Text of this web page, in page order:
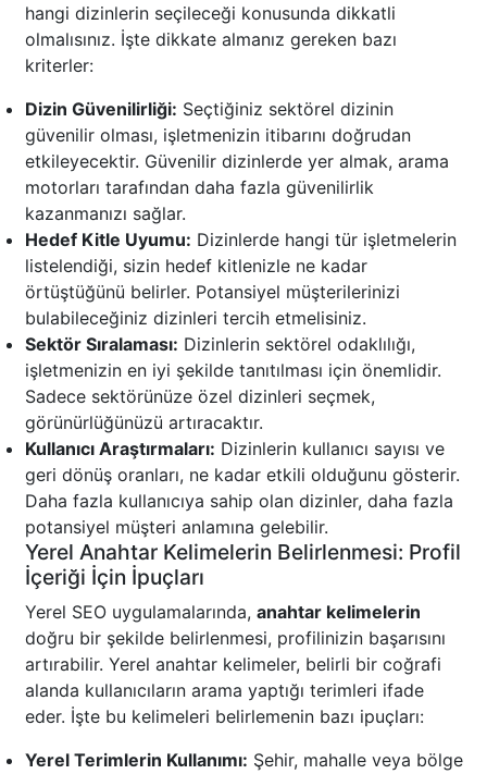
hangi dizinlerin seçileceği konusunda dikkatli
olmalısınız. İşte dikkate almanız gereken bazı
kriterler:
Dizin Güvenilirliği: Seçtiğiniz sektörel dizinin
güvenilir olması, işletmenizin itibarını doğrudan
etkileyecektir. Güvenilir dizinlerde yer almak, arama
motorları tarafından daha fazla güvenilirlik
kazanmanızı sağlar.
Hedef Kitle Uyumu: Dizinlerde hangi tür işletmelerin
listelendiği, sizin hedef kitlenizle ne kadar
örtüştüğünü belirler. Potansiyel müşterilerinizi
bulabileceğiniz dizinleri tercih etmelisiniz.
Sektör Sıralaması: Dizinlerin sektörel odaklılığı,
işletmenizin en iyi şekilde tanıtılması için önemlidir.
Sadece sektörünüze özel dizinleri seçmek,
görünürlüğünüzü artıracaktır.
Kullanıcı Araştırmaları: Dizinlerin kullanıcı sayısı ve
geri dönüş oranları, ne kadar etkili olduğunu gösterir.
Daha fazla kullanıcıya sahip olan dizinler, daha fazla
potansiyel müşteri anlamına gelebilir.
Yerel Anahtar Kelimelerin Belirlenmesi: Profil
İçeriği İçin İpuçları
Yerel SEO uygulamalarında, anahtar kelimelerin
doğru bir şekilde belirlenmesi, profilinizin başarısını
artırabilir. Yerel anahtar kelimeler, belirli bir coğrafi
alanda kullanıcıların arama yaptığı terimleri ifade
eder. İşte bu kelimeleri belirlemenin bazı ipuçları:
Yerel Terimlerin Kullanımı: Şehir, mahalle veya bölge